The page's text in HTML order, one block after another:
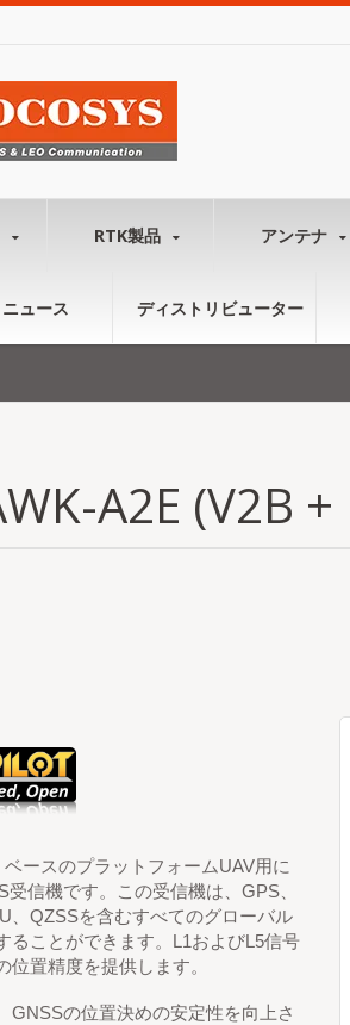
RTK製品 アンテナ
ニュース ディストリビューター
A2E (V2B
ースのプラットフォームUAV用に
信機です。この受信機は、GPS、
、QZSSを含むすべてのグローバル
ることができます。L1およびL5信号
置精度を提供します。
GNSSの位置決めの安定性を向上さ